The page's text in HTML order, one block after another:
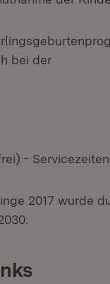
bei der
-
2017 wurde